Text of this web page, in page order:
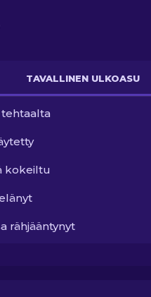
TAVALLINEN ULKOASU
tehtaalta
kokeiltu
rähjääntynyt